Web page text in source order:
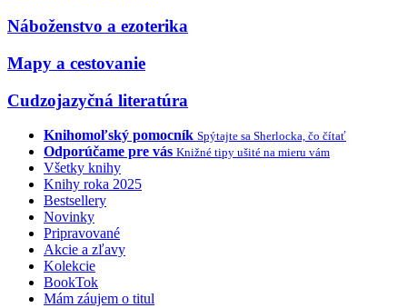
Náboženstvo a ezoterika
Mapy a cestovanie
Cudzojazyčná literatúra
Knihomoľský pomocník Spýtajte sa Sherlocka, čo čítať
Odporúčame pre vás Knižné tipy ušité na mieru vám
Všetky knihy
Knihy roka 2025
Bestsellery
Novinky
Pripravované
Akcie a zľavy
Kolekcie
BookTok
Mám záujem o titul